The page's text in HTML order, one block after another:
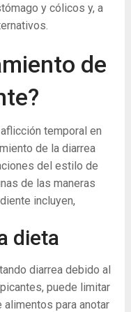
y cólicos y, a
de
temporal en
de la diarrea
del estilo de
de las maneras
incluyen,
dieta
diarrea debido al
puede limitar
alimentos para anotar